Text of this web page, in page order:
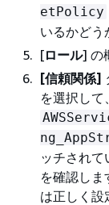
etPolicy
いるかどう
[ロール] の
[信頼関係]
を選択して、
ッチされ
を確認し
は正しく設